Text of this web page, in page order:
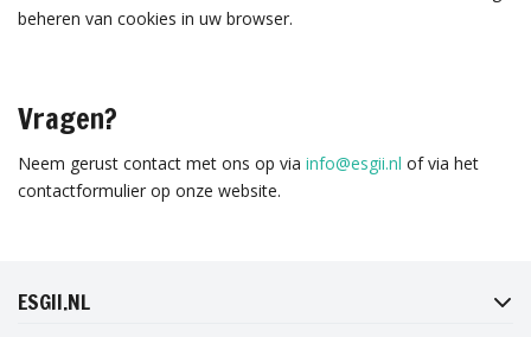
beheren van cookies in uw browser.
Vragen?
Neem gerust contact met ons op via info@esgii.nl of via het
contactformulier op onze website.
ESGII.NL